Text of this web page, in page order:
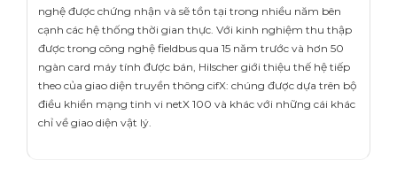
nghệ được chứng nhận và sẽ tồn tại trong nhiều năm bên
cạnh các hệ thống thời gian thực. Với kinh nghiệm thu thập
được trong công nghệ fieldbus qua 15 năm trước và hơn 50
ngàn card máy tính được bán, Hilscher giới thiệu thế hệ tiếp
theo của giao diện truyền thông cifX: chúng được dựa trên bộ
điều khiển mạng tinh vi netX 100 và khác với những cái khác
chỉ về giao diện vật lý.